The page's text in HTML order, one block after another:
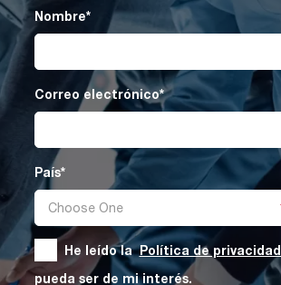
Nombre*
Correo electrónico*
País*
He leído laPolítica de privacidad
pueda ser de mi interés.